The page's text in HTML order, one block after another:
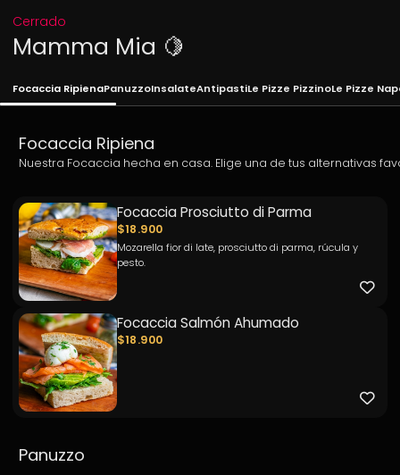
Cerrado
Mamma Mia 🍋
Focaccia RipienaPanuzzoInsalateAntipastiLe Pizze PizzinoLe Pizze
Focaccia Ripiena
Nuestra Focaccia hecha en casa. Elige una de tus alternativas
Focaccia Prosciutto di Parma
$18.900
Mozarella fior di late, prosciutto di parma, rúcula y
pesto.
Focaccia Salmón Ahumado
$18.900
Panuzzo